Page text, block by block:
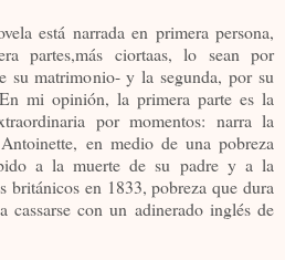
está narrada en primera persona,
partes,más ciortaas, lo sean por
su matrimonio- y la segunda, por su
mi opinión, la primera parte es la
por momentos: narra la
en medio de una pobreza
a la muerte de su padre y a la
británicos en 1833, pobreza que dura
cassarse con un adinerado inglés de